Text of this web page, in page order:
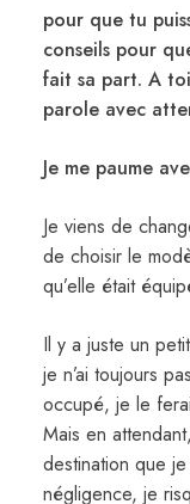
pour que tu
conseils pour
fait sa part. A
parole avec
Je me paume
Je viens de
de choisir le
qu’elle était
Il y a juste un
je n’ai toujours
occupé, je le
Mais en
destination que
négligence, je